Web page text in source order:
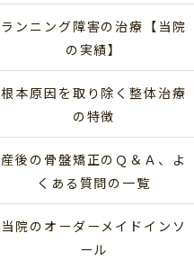
ランニング障害の治療【当院
の実績】
根本原因を取り除く整体治療
の特徴
産後の骨盤矯正のＱ＆Ａ、よ
くある質問の一覧
当院のオーダーメイドインソ
ール